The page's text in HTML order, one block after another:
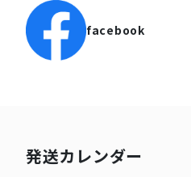
facebook
発送カレンダー2026年9月